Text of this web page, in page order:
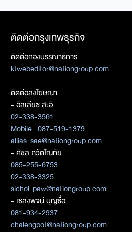
ติดต่อกรุงเทพธุรกิจ
ติดต่อกองบรรณาธิการ
ktwebeditor@nationgroup.com
ติดต่อลงโฆษณา
- อัลเลียซ สะอิ
02-338-3561
Mobile : 087-519-1379
allias_sae@nationgroup.com
- ศิชล ภวัตโณทัย
085-255-6753
02-338-3325
sichol_paw@nationgroup.com
- เชลงพจน์ บุญซื่อ
081-934-2937
chalengpot@nationgroup.com